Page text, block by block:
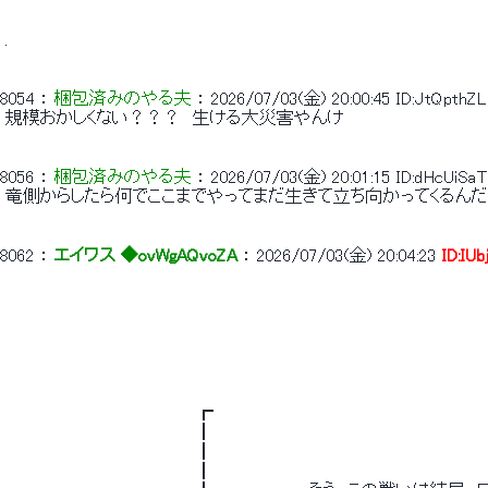
8054 ： 梱包済みのやる夫 ： 2026/07/03(金) 20:00:45 ID:JtQpthZL
規模おかしくない？？？　生ける大災害やんけ
8056 ： 梱包済みのやる夫 ： 2026/07/03(金) 20:01:15 ID:dHcUiSaT
竜側からしたら何でここまでやってまだ生きて立ち向かってくるん
8062 ： エイワス ◆ovWgAQvoZA ： 2026/07/03(金) 20:04:23
┏　　　　　　　　　　　　　　　　　　　　　　　　　　　